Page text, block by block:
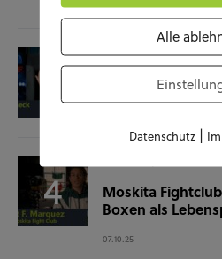
KUNST UND KULTUR
Film-Check
Moskita
Boxen als
07.10.25
Alle
Datenschutz|